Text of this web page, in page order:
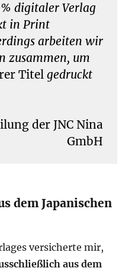
digitaler Verlag
in Print
arbeiten wir
zusammen, um
Titel gedruckt
der JNC Nina
GmbH
dem Japanischen
versicherte mir,
aus dem